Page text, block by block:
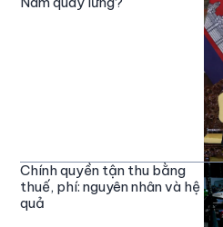
Chính quyền tận thu bằng
thuế, phí: nguyên nhân và hệ
quả